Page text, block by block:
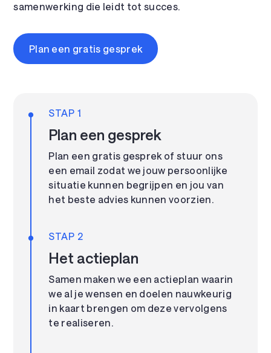
samenwerking die leidt tot succes.
Plan een gratis gesprek
STAP 1
Plan een gesprek
Plan een gratis gesprek of stuur ons
een email zodat we jouw persoonlijke
situatie kunnen begrijpen en jou van
het beste advies kunnen voorzien.
STAP 2
Het actieplan
Samen maken we een actieplan waarin
we al je wensen en doelen nauwkeurig
in kaart brengen om deze vervolgens
te realiseren.